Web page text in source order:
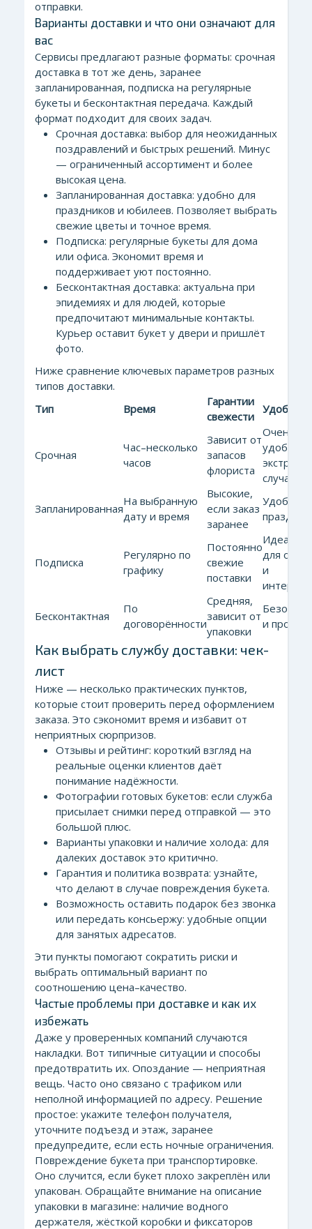
отправки.
Варианты доставки и что они означают для
вас
Сервисы предлагают разные форматы: срочная
доставка в тот же день, заранее
запланированная, подписка на регулярные
букеты и бесконтактная передача. Каждый
формат подходит для своих задач.
Срочная доставка: выбор для неожиданных
поздравлений и быстрых решений. Минус
— ограниченный ассортимент и более
высокая цена.
Запланированная доставка: удобно для
праздников и юбилеев. Позволяет выбрать
свежие цветы и точное время.
Подписка: регулярные букеты для дома
или офиса. Экономит время и
поддерживает уют постоянно.
Бесконтактная доставка: актуальна при
эпидемиях и для людей, которые
предпочитают минимальные контакты.
Курьер оставит букет у двери и пришлёт
фото.
Ниже сравнение ключевых параметров разных
типов доставки.
Тип
Время
Гарантии
свежести
Удобство
Срочная
Час–несколько
часов
Зависит от
запасов
флориста
Очень
удобно
случаях
Запланированная
На выбранную
дату и время
Высокие,
если заказ
заранее
Удобно
Подписка
Регулярно по
графику
Постоянно
свежие
поставки
для
и
Бесконтактная
По
договорённости
Средняя,
зависит от
упаковки
и просто
Как выбрать службу доставки: чек-
лист
Ниже — несколько практических пунктов,
которые стоит проверить перед оформлением
заказа. Это сэкономит время и избавит от
неприятных сюрпризов.
Отзывы и рейтинг: короткий взгляд на
реальные оценки клиентов даёт
понимание надёжности.
Фотографии готовых букетов: если служба
присылает снимки перед отправкой — это
большой плюс.
Варианты упаковки и наличие холода: для
далеких доставок это критично.
Гарантия и политика возврата: узнайте,
что делают в случае повреждения букета.
Возможность оставить подарок без звонка
или передать консьержу: удобные опции
для занятых адресатов.
Эти пункты помогают сократить риски и
выбрать оптимальный вариант по
соотношению цена–качество.
Частые проблемы при доставке и как их
избежать
Даже у проверенных компаний случаются
накладки. Вот типичные ситуации и способы
предотвратить их. Опоздание — неприятная
вещь. Часто оно связано с трафиком или
неполной информацией по адресу. Решение
простое: укажите телефон получателя,
уточните подъезд и этаж, заранее
предупредите, если есть ночные ограничения.
Повреждение букета при транспортировке.
Оно случится, если букет плохо закреплён или
упакован. Обращайте внимание на описание
упаковки в магазине: наличие водного
держателя, жёсткой коробки и фиксаторов